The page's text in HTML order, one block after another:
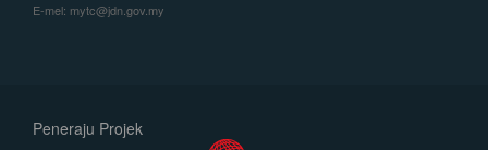
E-mel: mytc@jdn.gov.my
Peneraju Projek